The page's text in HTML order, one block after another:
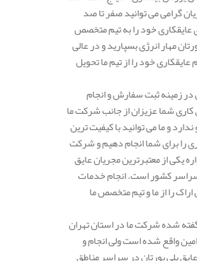
گرامی می توانید صفر تا صد
عایقکاری خود را به تیم متخصص
مهار انرژی بسپارید و در عالی
خود را از تیم ما تحویل
زمینه ثبت سفارش و انجام
کاری شما عزیزان از جانب شرکت ما
و ما می توانید با کیفیت ترین
را برای شما انجام دهیم و شرکت
یکی از معتبرترین مجریان عایق
کشور است. انجام خدمات
اراک را از ما و تیم متخصص ما
شده شرکت ما در استان تهران
واقع شده است ولی انجام و
پلی یورتان در سراسر مناطق